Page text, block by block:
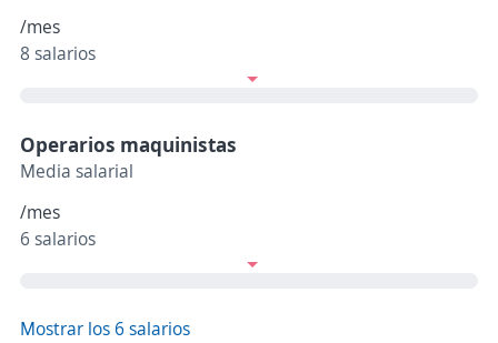
/mes
8 salarios
Operarios maquinistas
Media salarial
/mes
6 salarios
Mostrar los 6 salarios